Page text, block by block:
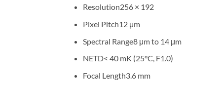
Resolution256 × 192
Pixel Pitch12 μm
Spectral Range8 μm to 14 μm
NETD< 40 mK (25°C, F1.0)
Focal Length3.6 mm